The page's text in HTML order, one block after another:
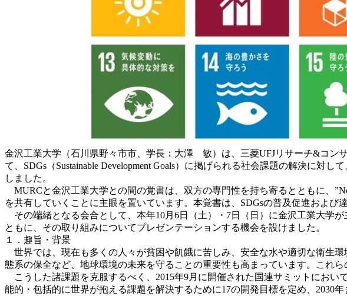
金沢工業大学（石川県野々市市、学長：大澤 敏）は、三菱UFJリサーチ&コ
て、SDGs（Sustainable Development Goals）に掲げられる社会課題の解決に対
しました。
MURCと金沢工業大学との間の覚書は、双方の専門性を持ち寄るとともに、
を共有していくことに主眼を置いています。本覚書は、SDGsの普及促進および
その端緒となる会合として、本年10月6日（土）・7日（日）に金沢工業大学
ともに、その取り組みについてプレゼンテーションする機会を設けました。
１．趣旨・背景
世界では、現在も多くの人々が貧困や飢餓に苦しみ、安全な水や適切な衛生
態系の保全など、地球環境の未来を守ることの重要性も高まっています。これ
こうした諸課題を克服するべく、2015年9月に開催された国連サミットにおい
能的・包括的に世界が抱える課題を解決するために17の開発目標を定め、2030